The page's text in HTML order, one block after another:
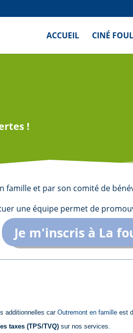
ACCUEIL CINÉ
!
famille et par son comité de
une équipe permet de
Je m'inscris à La
additionnelles carOutremont en famille est
taxes (TPS/TVQ) sur nos services.